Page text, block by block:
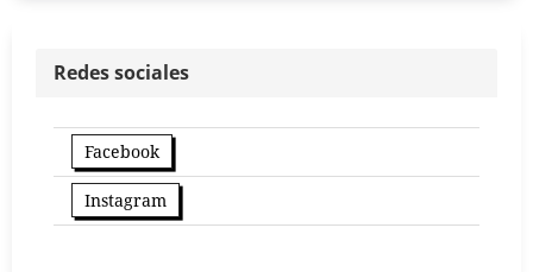
Redes sociales
Facebook
Instagram